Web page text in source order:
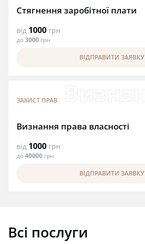
Стягнення заробітної плати
від 1000 грн
до3000 грн
ВІДПРАВИТИ ЗАЯВКУ
ЗАХИСТ ПРАВ
Визнання права власності
від 1000 грн
до40000 грн
ВІДПРАВИТИ ЗАЯВКУ
Всі послуги